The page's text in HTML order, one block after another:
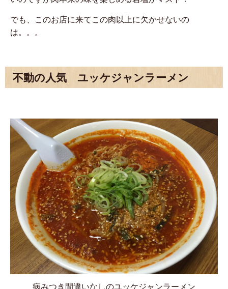
でも、このお店に来てこの肉以上に欠かせないの
は。。。
不動の人気 ユッケジャンラーメン
病みつき間違いなしのユッケジャンラーメン